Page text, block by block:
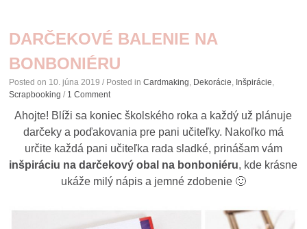
DARČEKOVÉ BALENIE NA
BONBONIÉRU
Posted on 10. júna 2019 / Posted inCardmaking, Dekorácie, Inšpirácie,
Scrapbooking / 1 Comment
Ahojte! Blíži sa koniec školského roka a každý už plánuje
darčeky a poďakovania pre pani učiteľky. Nakoľko má
určite každá pani učiteľka rada sladké, prinášam vám
inšpiráciu na darčekový obal na bonboniéru, kde krásne
ukáže milý nápis a jemné zdobenie 🙂